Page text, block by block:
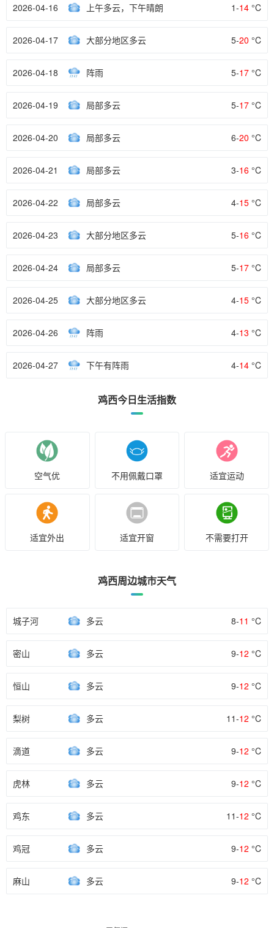
2026-04-16 上午多云，下午晴朗 1-14 °C
2026-04-17 大部分地区多云 5-20 °C
2026-04-18 阵雨 5-17 °C
2026-04-19 局部多云 5-17 °C
2026-04-20 局部多云 6-20 °C
2026-04-21 局部多云 3-16 °C
2026-04-22 局部多云 4-15 °C
2026-04-23 大部分地区多云 5-16 °C
2026-04-24 局部多云 5-17 °C
2026-04-25 大部分地区多云 4-15 °C
2026-04-26 阵雨 4-13 °C
2026-04-27 下午有阵雨 4-14 °C
鸡西今日生活指数
空气优 不用佩戴口罩 适宜运动
适宜外出 适宜开窗 不需要打开
鸡西周边城市天气
城子河 多云 8-11 °C
密山 多云 9-12 °C
恒山 多云 9-12 °C
梨树 多云 11-12 °C
滴道 多云 9-12 °C
虎林 多云 9-12 °C
鸡东 多云 11-12 °C
鸡冠 多云 9-12 °C
麻山 多云 9-12 °C